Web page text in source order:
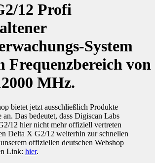
12 Profi
System
Frequenzbereich von
MHz.
bietet jetzt ausschließlich Produkte
Das bedeutet, dass Digiscan Labs
12 hier nicht mehr offiziell vertreten
Delta X G2/12 weiterhin zur schnellen
offiziellen deutschen Webshop
Link: hier.